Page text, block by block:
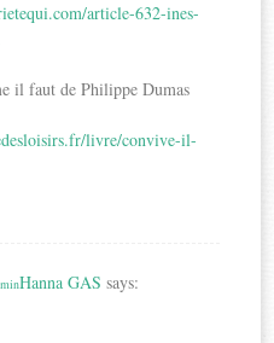
article-632-ines-
il faut de Philippe Dumas
livre/convive-il-
Hanna GAS says: